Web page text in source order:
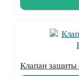
Клапан